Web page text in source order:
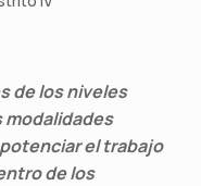
de los niveles
modalidades
el trabajo
de los